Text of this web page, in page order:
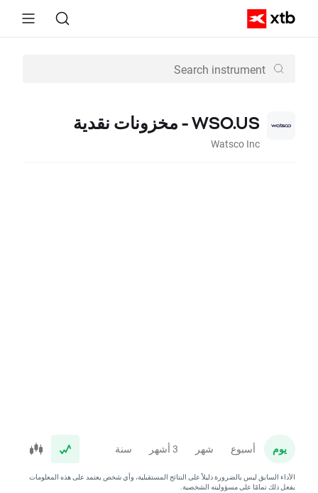
WSO.US - مخزونات نقدية
Watsco Inc
يوم أسبوع شهر 3 أشهر سنة
الأداء السابق ليس بالضرورة دليلاً على النتائج المستقبلية، وأي شخص يعتمد على هذه المعلومات
يفعل ذلك تمامًا على مسؤوليته الشخصية.